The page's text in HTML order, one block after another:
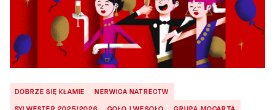
DOBRZE SIĘ KŁAMIE
NERWICA NATRECTW